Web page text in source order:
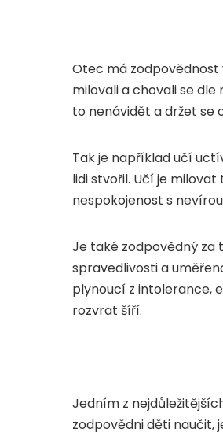
Otec má zodpovědnost
milovali a chovali se dle
to nenávidět a držet se
Tak je například učí
lidi stvořil. Učí je
nespokojenost s
Je také zodpovědný za
spravedlivosti a
plynoucí z intolerance,
rozvrat šíří.
Jedním z
zodpovědni děti naučit,